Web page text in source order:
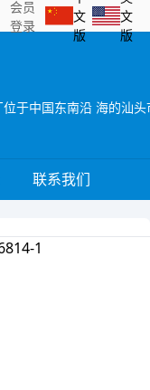
会员
登录
文
版
文
版
联系我们